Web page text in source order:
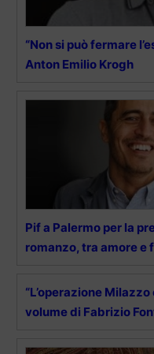
“Non si può fermare
Anton Emilio Krogh
Pif a Palermo per la
romanzo, tra amore e
“L’operazione
volume di Fabrizio